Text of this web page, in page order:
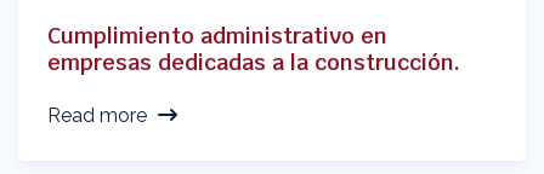
Cumplimiento administrativo en
empresas dedicadas a la construcción.
Read more